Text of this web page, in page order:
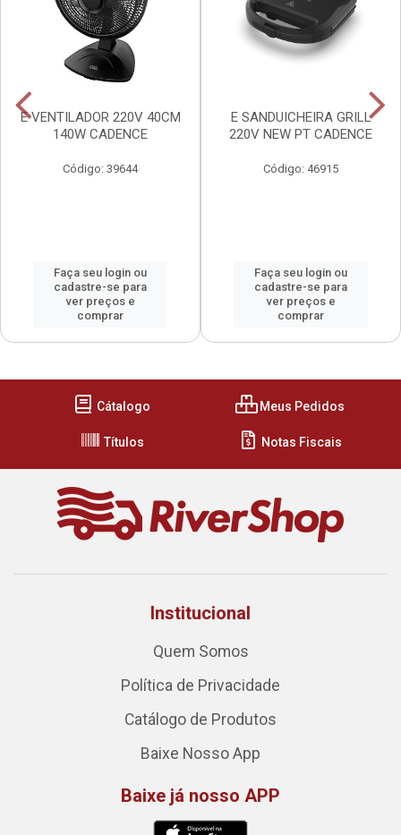
E VENTILADOR 220V 40CM
140W CADENCE
Código: 39644
Faça seu login ou
cadastre-se para
ver preços e
comprar
E SANDUICHEIRA GRILL
220V NEW PT CADENCE
Código: 46915
Faça seu login ou
cadastre-se para
ver preços e
comprar
Cátalogo Meus Pedidos
Títulos Notas Fiscais
Institucional
Quem Somos
Política de Privacidade
Catálogo de Produtos
Baixe Nosso App
Baixe já nosso APP